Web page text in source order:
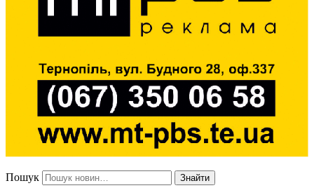
Пошук Знайти